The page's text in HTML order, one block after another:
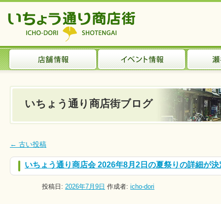
いちょう通り商店街ブログ
← 古い投稿
いちょう通り商店会 2026年8月2日の夏祭りの詳細が
投稿日: 2026年7月9日 作成者: icho-dori